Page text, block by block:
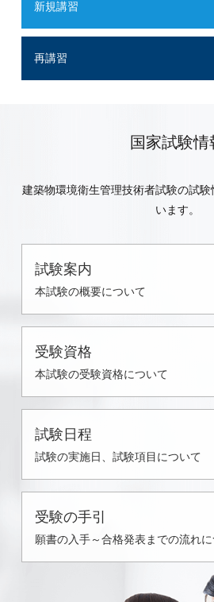
新規講習
再講習
国家試験情
建築物環境衛生管理技術者試験の試
います。
試験案内
本試験の概要について
受験資格
本試験の受験資格について
試験日程
試験の実施日、試験項目について
受験の手引
願書の入手～合格発表までの流れ